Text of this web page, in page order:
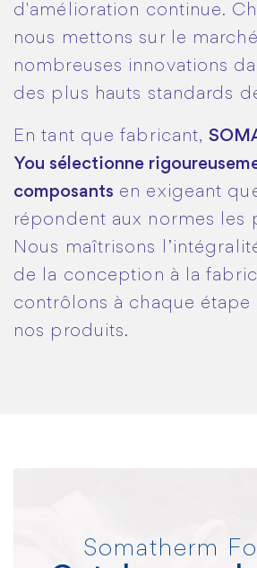
d'amélioration continue.
nous mettons sur le
nombreuses innovations
des plus hauts standards
En tant que fabricant,
You sélectionne
composants en exigeant
répondent aux normes les
Nous maîtrisons
de la conception à la
contrôlons à chaque étape
nos produits.
Somatherm